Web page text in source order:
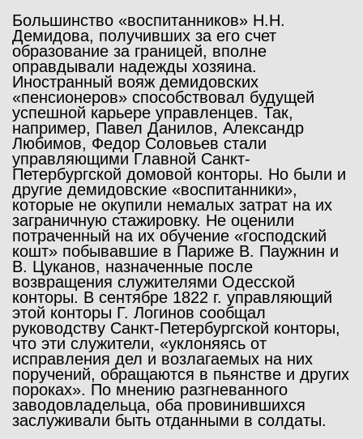
Большинство «воспитанников» Н.Н.
Демидова, получивших за его счет
образование за границей, вполне
оправдывали надежды хозяина.
Иностранный вояж демидовских
«пенсионеров» способствовал будущей
успешной карьере управленцев. Так,
например, Павел Данилов, Александр
Любимов, Федор Соловьев стали
управляющими Главной Санкт-
Петербургской домовой конторы. Но были и
другие демидовские «воспитанники»,
которые не окупили немалых затрат на их
заграничную стажировку. Не оценили
потраченный на их обучение «господский
кошт» побывавшие в Париже В. Паужнин и
В. Цуканов, назначенные после
возвращения служителями Одесской
конторы. В сентябре 1822 г. управляющий
этой конторы Г. Логинов сообщал
руководству Санкт-Петербургской конторы,
что эти служители, «уклоняясь от
исправления дел и возлагаемых на них
поручений, обращаются в пьянстве и других
пороках». По мнению разгневанного
заводовладельца, оба провинившихся
заслуживали быть отданными в солдаты.